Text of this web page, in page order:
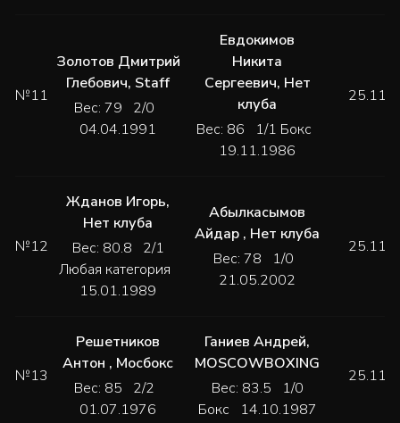
№11
Золотов Дмитрий
Глебович, Staff
Вес: 79 2/0
04.04.1991
Евдокимов
Никита
Сергеевич, Нет
клуба
Вес: 86 1/1 Бокс
19.11.1986
№12
Жданов Игорь,
Нет клуба
Вес: 80.8 2/1
Любая категория
15.01.1989
Абылкасымов
Айдар , Нет клуба
Вес: 78 1/0
21.05.2002
№13
Решетников
Антон , Мосбокс
Вес: 85 2/2
01.07.1976
Ганиев Андрей,
MOSCOWBOXING
Вес: 83.5 1/0
Бокс 14.10.1987